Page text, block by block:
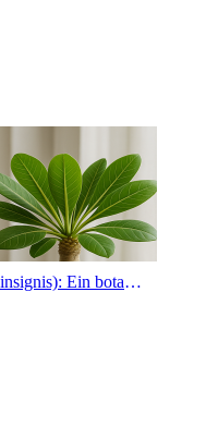
Die Hawaiipalme (Brighamia insignis): Ein botanisches Juwel für die Fensterbank